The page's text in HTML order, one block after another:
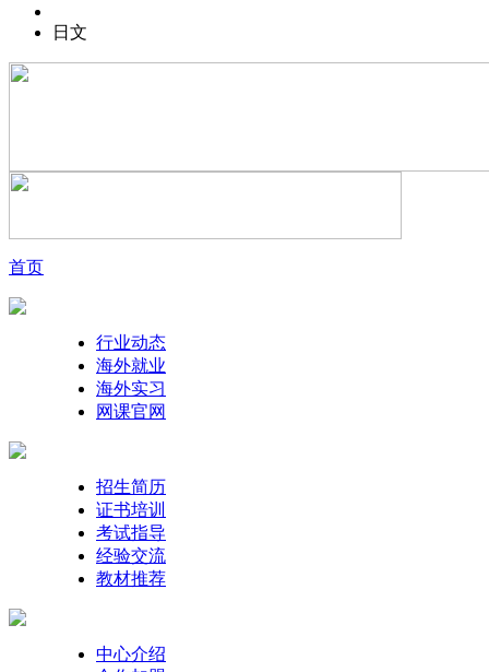
日文
首页
行业动态
海外就业
海外实习
网课官网
招生简历
证书培训
考试指导
经验交流
教材推荐
中心介绍